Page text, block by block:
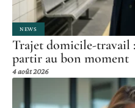
NEWS
Trajet domicile-travail
partir au bon moment
4 août 2026